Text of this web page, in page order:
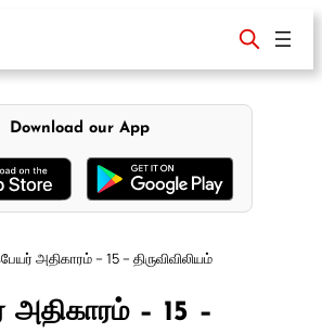
Download our App
அதிகாரம் – 15 – திருவிவிலியம்
அதிகாரம் – 15 –